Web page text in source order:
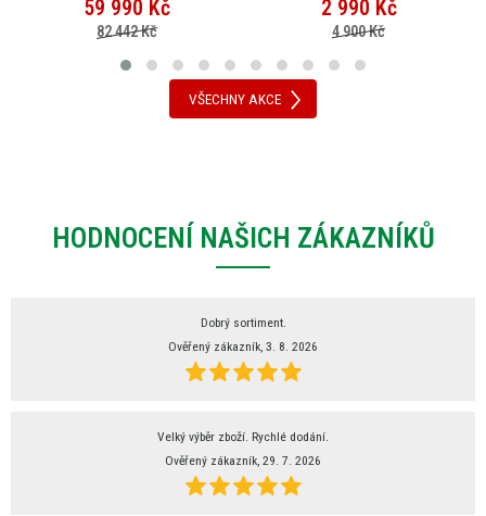
59 990 Kč
82 442 Kč
2 990 Kč
4 900 Kč
VŠECHNY AKCE
HODNOCENÍ NAŠICH ZÁKAZNÍKŮ
Dobrý sortiment.
Ověřený zákazník, 3. 8. 2026
Velký výběr zboží. Rychlé dodání.
Ověřený zákazník, 29. 7. 2026